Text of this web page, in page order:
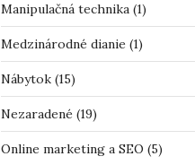
Manipulačná technika(1)
Medzinárodné dianie (1)
Nábytok(15)
Nezaradené (19)
Online marketing a SEO (5)